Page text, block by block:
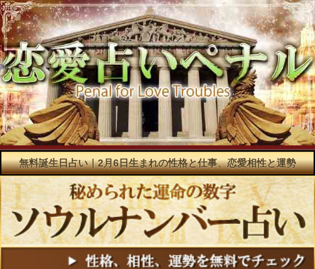
無料誕生日占い｜2月6日生まれの性格と仕事、恋愛相性と運勢